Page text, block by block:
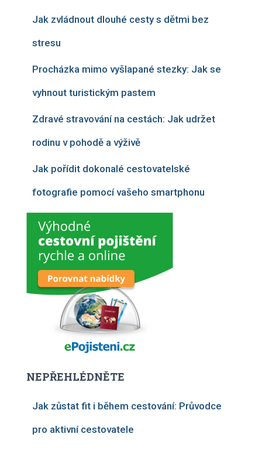
Jak zvládnout dlouhé cesty s dětmi bez
stresu
Procházka mimo vyšlapané stezky: Jak se
vyhnout turistickým pastem
Zdravé stravování na cestách: Jak udržet
rodinu v pohodě a výživě
Jak pořídit dokonalé cestovatelské
fotografie pomocí vašeho smartphonu
NEPŘEHLÉDNĚTE
Jak zůstat fit i během cestování: Průvodce
pro aktivní cestovatele